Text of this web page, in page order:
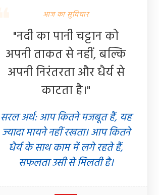
आज का सुविचार
"नदी का पानी चट्टान को
अपनी ताकत से नहीं, बल्कि
अपनी निरंतरता और धैर्य से
काटता है।"
सरल अर्थ: आप कितने मजबूत हैं, यह
ज्यादा मायने नहीं रखता। आप कितने
धैर्य के साथ काम में लगे रहते हैं,
सफलता उसी से मिलती है।